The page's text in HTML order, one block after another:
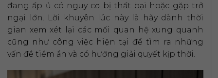
đang ấp ủ có nguy cơ bị thất bại hoặc gặp trở
ngại lớn. Lời khuyên lúc này là hãy dành thời
gian xem xét lại các mối quan hệ xung quanh
cũng như công việc hiện tại để tìm ra những
vấn đề tiềm ẩn và có hướng giải quyết kịp thời.